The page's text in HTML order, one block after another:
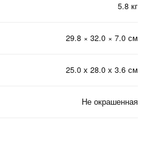
5.8 кг
29.8 × 32.0 × 7.0 см
25.0 х 28.0 х 3.6 см
Не окрашенная